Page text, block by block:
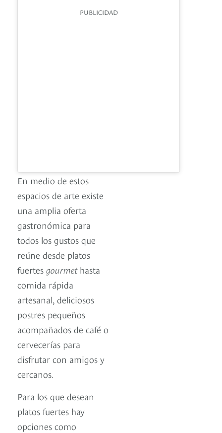
PUBLICIDAD
En medio de estos
espacios de arte existe
una amplia oferta
gastronómica para
todos los gustos que
reúne desde platos
fuertes gourmethasta
comida rápida
artesanal, deliciosos
postres pequeños
acompañados de café o
cervecerías para
disfrutar con amigos y
cercanos.
Para los que desean
platos fuertes hay
opciones como